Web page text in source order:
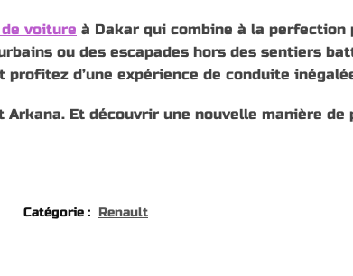
voiture à Dakar qui combine à la perfection
ou des escapades hors des sentiers
d’une expérience de conduite
Et découvrir une nouvelle manière
Catégorie : Renault